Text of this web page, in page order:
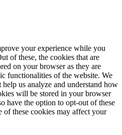
your experience while you
of these, the cookies that are
on your browser as they are
functionalities of the website. We
us analyze and understand how
will be stored in your browser
have the option to opt-out of these
these cookies may affect your